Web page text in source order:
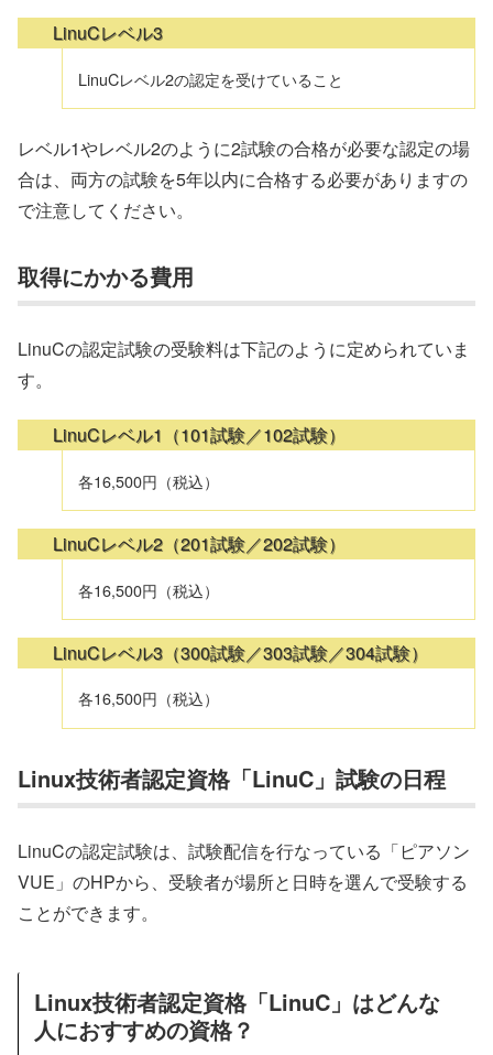
LinuCレベル3
LinuCレベル2の認定を受けていること
レベル1やレベル2のように2試験の合格が必要な認定の場
合は、両方の試験を5年以内に合格する必要がありますの
で注意してください。
取得にかかる費用
LinuCの認定試験の受験料は下記のように定められていま
す。
LinuCレベル1（101試験／102試験）
各16,500円（税込）
LinuCレベル2（201試験／202試験）
各16,500円（税込）
LinuCレベル3（300試験／303試験／304試験）
各16,500円（税込）
Linux技術者認定資格「LinuC」試験の日程
LinuCの認定試験は、試験配信を行なっている「ピアソン
VUE」のHPから、受験者が場所と日時を選んで受験する
ことができます。
Linux技術者認定資格「LinuC」はどんな
人におすすめの資格？